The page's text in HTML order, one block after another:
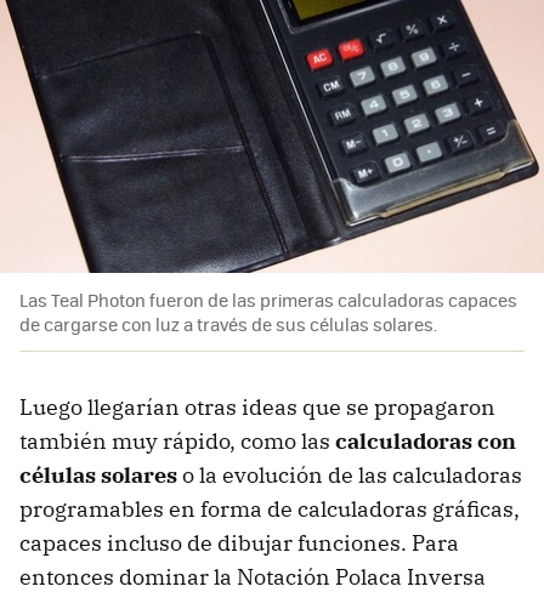
Las Teal Photon fueron de las primeras calculadoras capaces
de cargarse con luz a través de sus células solares.
Luego llegarían otras ideas que se propagaron
también muy rápido, como las calculadoras con
células solareso la evolución de las calculadoras
programables en forma de calculadoras gráficas,
capaces incluso de dibujar funciones. Para
entonces dominar la Notación Polaca Inversa